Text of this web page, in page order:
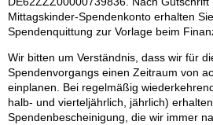
Mittagskinder-Spendenkonto erhalten
Spendenquittung zur Vorlage beim
Wir bitten um Verständnis, dass wir für
Spendenvorgangs einen Zeitraum von
einplanen. Bei regelmäßig
halb- und vierteljährlich, jährlich)
Spendenbescheinigung, die wir immer